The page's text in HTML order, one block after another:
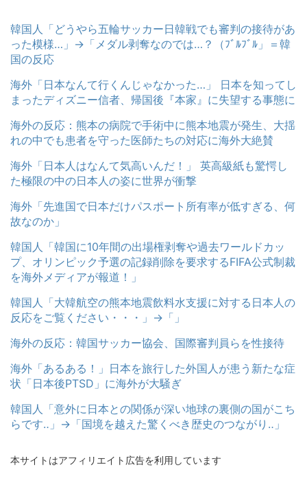
韓国人「どうやら五輪サッカー日韓戦でも審判の接待があ
った模様…」→「メダル剥奪なのでは…？（ﾌﾞﾙﾌﾞﾙ」＝韓
国の反応
海外「日本なんて行くんじゃなかった…」 日本を知ってし
まったディズニー信者、帰国後『本家』に失望する事態に
海外の反応：熊本の病院で手術中に熊本地震が発生、大揺
れの中でも患者を守った医師たちの対応に海外大絶賛
海外「日本人はなんて気高いんだ！」 英高級紙も驚愕し
た極限の中の日本人の姿に世界が衝撃
海外「先進国で日本だけパスポート所有率が低すぎる、何
故なのか」
韓国人「韓国に10年間の出場権剥奪や過去ワールドカッ
プ、オリンピック予選の記録削除を要求するFIFA公式制裁
を海外メディアが報道！」
韓国人「大韓航空の熊本地震飲料水支援に対する日本人の
反応をご覧ください・・・」→「」
海外の反応：韓国サッカー協会、国際審判員らを性接待
海外「あるある！」日本を旅行した外国人が患う新たな症
状「日本後PTSD」に海外が大騒ぎ
韓国人「意外に日本との関係が深い地球の裏側の国がこち
らです‥」→「国境を越えた驚くべき歴史のつながり‥」
本サイトはアフィリエイト広告を利用しています